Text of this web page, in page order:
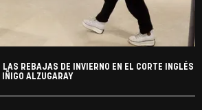
LAS REBAJAS DE INVIERNO EN EL CORTE INGLÉS
ALZUGARAY